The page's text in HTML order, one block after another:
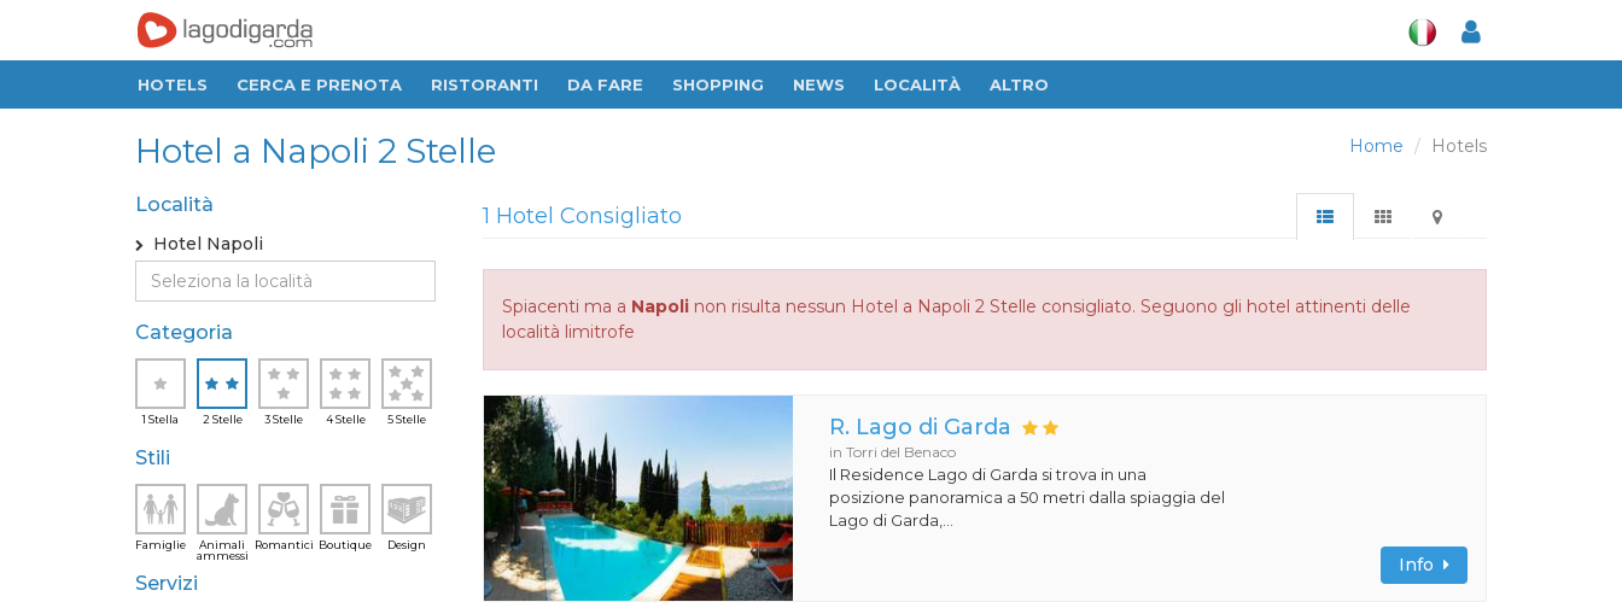
HOTELS CERCA E PRENOTA RISTORANTI DA FARE SHOPPING NEWS LOCALITÀ ALTRO
Home Hotels
Hotel a Napoli 2 Stelle
Località
Hotel Napoli
Categoria
1 Stella 2 Stelle 3 Stelle 4 Stelle 5 Stelle
Stili
Famiglie
Animali
ammessi
Romantici Boutique Design
Servizi
1 Hotel Consigliato
Spiacenti ma a Napolinon risulta nessun Hotel a Napoli 2 Stelle consigliato. Seguono gli hotel attinenti delle
località limitrofe
R. Lago di Garda
in Torri del Benaco
Il Residence Lago di Garda si trova in una
posizione panoramica a 50 metri dalla spiaggia del
Lago di Garda,...
Info